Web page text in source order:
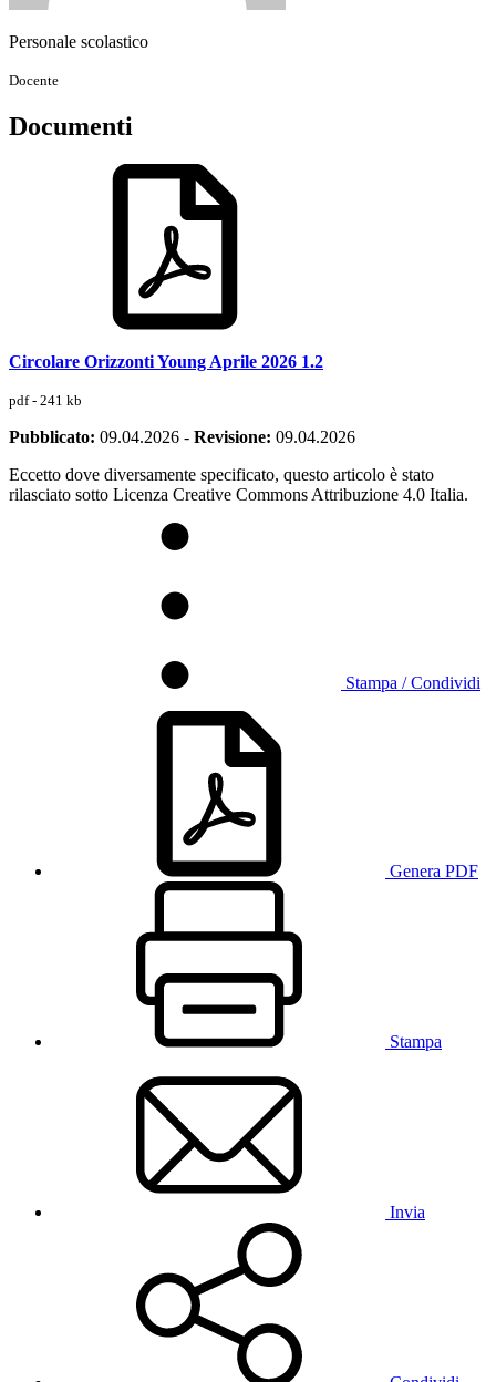
Personale scolastico
Docente
Documenti
Circolare Orizzonti Young Aprile 2026 1.2
pdf - 241 kb
Pubblicato: 09.04.2026 - Revisione: 09.04.2026
Eccetto dove diversamente specificato, questo articolo è stato
rilasciato sotto Licenza Creative Commons Attribuzione 4.0 Italia.
Stampa / Condividi
Genera PDF
Stampa
Invia